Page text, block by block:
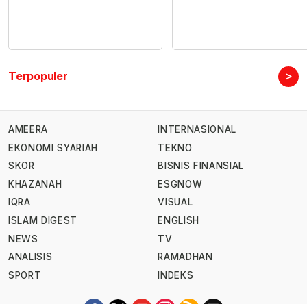
Terpopuler >
AMEERA
EKONOMI SYARIAH
SKOR
KHAZANAH
IQRA
ISLAM DIGEST
NEWS
ANALISIS
SPORT
INTERNASIONAL
TEKNO
BISNIS FINANSIAL
ESGNOW
VISUAL
ENGLISH
TV
RAMADHAN
INDEKS